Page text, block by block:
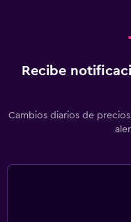
Recibe
Cambios diarios de